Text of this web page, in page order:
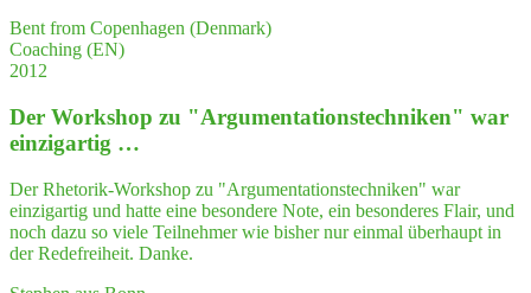
Bent from Copenhagen (Denmark)
Coaching (EN)
2012
Der Work­shop zu "Argumentations­techniken" war
einzigartig …
Der Rhetorik-Workshop zu "Argumentationstechniken" war
einzigartig und hatte eine besondere Note, ein besonderes Flair, und
noch dazu so viele Teilnehmer wie bisher nur einmal überhaupt in
der Redefreiheit. Danke.